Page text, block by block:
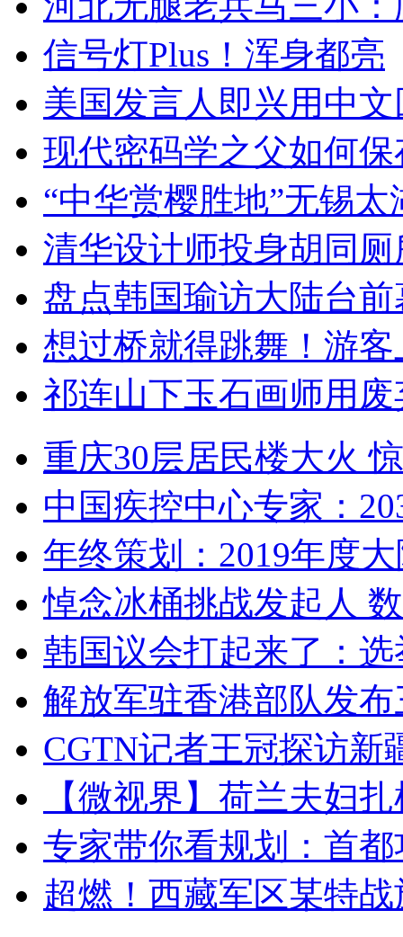
信号灯Plus！浑身都亮
美国发言人即兴用中
现代密码学之父如何
“中华赏樱胜地”无锡
清华设计师投身胡同
盘点韩国瑜访大陆台
想过桥就得跳舞！游客
祁连山下玉石画师用
重庆30层居民楼大火
中国疾控中心专家：
年终策划：2019年度
悼念冰桶挑战发起人
韩国议会打起来了：
解放军驻香港部队发
CGTN记者王冠探访新
【微视界】荷兰夫妇
专家带你看规划：首
超燃！西藏军区某特